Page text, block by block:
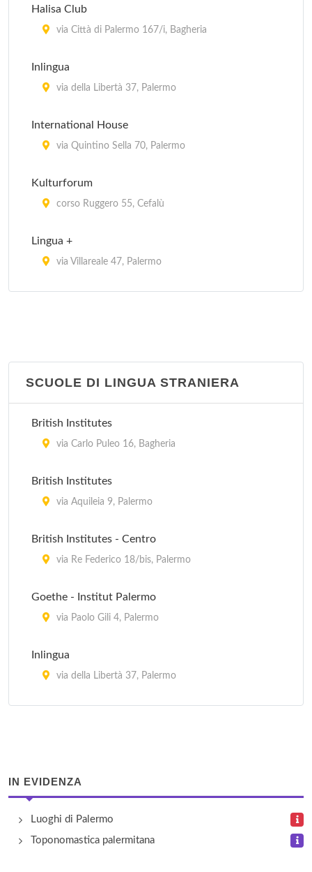
Halisa Club
via Città di Palermo 167/i, Bagheria
Inlingua
via della Libertà 37, Palermo
International House
via Quintino Sella 70, Palermo
Kulturforum
corso Ruggero 55, Cefalù
Lingua +
via Villareale 47, Palermo
SCUOLE DI LINGUA STRANIERA
British Institutes
via Carlo Puleo 16, Bagheria
British Institutes
via Aquileia 9, Palermo
British Institutes - Centro
via Re Federico 18/bis, Palermo
Goethe - Institut Palermo
via Paolo Gili 4, Palermo
Inlingua
via della Libertà 37, Palermo
IN EVIDENZA
Luoghi di Palermo
Toponomastica palermitana